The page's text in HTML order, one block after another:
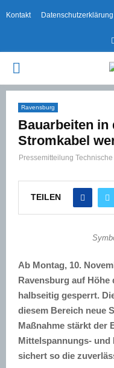
Kontakt Datenschutzerklärung
PRIMARY
MENU
Ravensburg
Bauarbeiten in
Stromkabel
Pressemitteilung
TEILEN
Ab Montag, 10.
Ravensburg auf
halbseitig gesperrt.
diesem Bereich neue
Maßnahme stärkt der
Mittelspannungs- und
sichert so die